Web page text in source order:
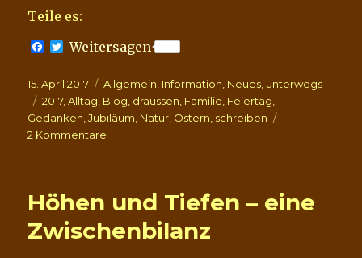
Teile es:
F
e
b
o
o
k
T
t
t
e
r
Weitersagen
Veröffentlicht
am
15. April 2017 Kategorien
Allgemein Information Neues unterwegs
Schlagwörter
2017,Alltag Blog draussen Familie Feiertag
Gedanken ,Jubiläum Natur Ostern schreiben
2 Kommentare
ein
Jubiläum
Höhen und Tiefen – eine
Zwischenbilanz